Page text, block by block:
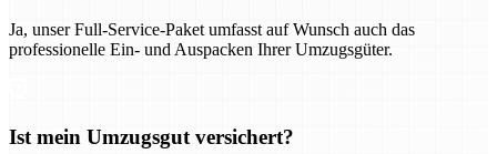
Ja, unser Full-Service-Paket umfasst auf Wunsch auch das
professionelle Ein- und Auspacken Ihrer Umzugsgüter.
Ist mein Umzugsgut versichert?